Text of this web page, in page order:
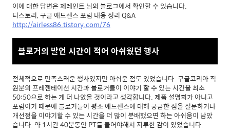
이에 대한 답변은 제레인트 님의 블로그에서 확인할 수 있습니다.
티스토리, 구글 애드센스 포럼 내용 정리 Q&A
http://airless86.tistory.com/76
블로거의 발언 시간이 적어 아쉬웠던 행사
전체적으로 만족스러운 행사였지만 아쉬운 점도 있었습니다. 구글코리아 직
원분의 프레젠테이션 시간과 블로거들이 이야기 할 수 있는 시간을 최소
50:50으로 하는 게 더 나았을 것이라고 생각합니다. 제품 설명회가 아니고
포럼이기 때문에 블로거들이 평소 애드센스에 대해 궁금한 점을 질문하거나
개선점을 이야기할 수 있는 시간을 더 많이 분배했으면 하는 아쉬움이 남았
습니다. 약 1시간 40분동안 PT를 들어야해서 지루한 감이 있었습니다.